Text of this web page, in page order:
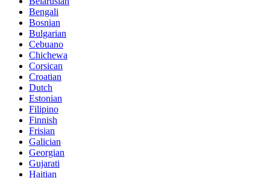
Bengali
Bosnian
Bulgarian
Cebuano
Chichewa
Corsican
Croatian
Dutch
Estonian
Filipino
Finnish
Frisian
Galician
Georgian
Gujarati
Haitian